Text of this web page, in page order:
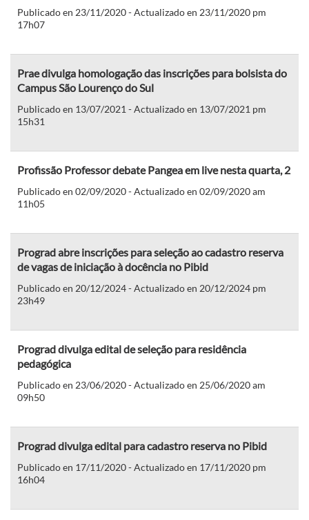
Publicado en 23/11/2020 - Actualizado en 23/11/2020 pm
17h07
Prae divulga homologação das inscrições para bolsista do
Campus São Lourenço do Sul
Publicado en 13/07/2021 - Actualizado en 13/07/2021 pm
15h31
Profissão Professor debate Pangea em live nesta quarta, 2
Publicado en 02/09/2020 - Actualizado en 02/09/2020 am
11h05
Prograd abre inscrições para seleção ao cadastro reserva
de vagas de iniciação à docência no Pibid
Publicado en 20/12/2024 - Actualizado en 20/12/2024 pm
23h49
Prograd divulga edital de seleção para residência
pedagógica
Publicado en 23/06/2020 - Actualizado en 25/06/2020 am
09h50
Prograd divulga edital para cadastro reserva no Pibid
Publicado en 17/11/2020 - Actualizado en 17/11/2020 pm
16h04